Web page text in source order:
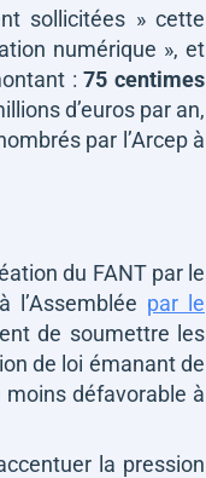
sollicitées »cette
numérique », et
:75 centimes
d’euros par an,
par l’Arcep à
du FANT par le
l’Assemblée par le
de soumettre les
de loi émanant de
moins défavorable à
la pression